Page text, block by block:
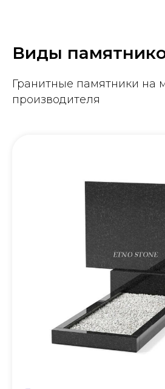
Виды
Гранитные памятники на
производителя